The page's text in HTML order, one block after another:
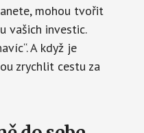
mohou tvořit
vašich investic.
A když je
zrychlit cestu za